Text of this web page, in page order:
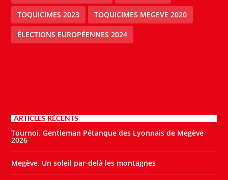
TOQUICIMES 2023 TOQUICIMES MEGEVE 2020
ÉLECTIONS EUROPÉENNES 2024
ARTICLES RÉCENTS
Tournoi. Gentleman Pétanque des Lyonnais de Megève
2026
Megève. Un soleil par-delà les montagnes